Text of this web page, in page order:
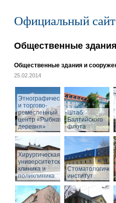
Официальный
Общественные
Общественные здания и
25.02.2014
Этнографический
и торгово-
ремесленный
центр «Рыбная
деревня»
Штаб
Балтийского
флота
Хирургическая
университетская
клиника и
поликлиника
институт